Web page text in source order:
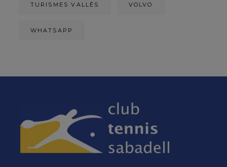
TURISMES VALLÈS VOLVO
WHATSAPP